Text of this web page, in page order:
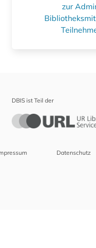
zur
DBIS ist Teil der
Datenschutz